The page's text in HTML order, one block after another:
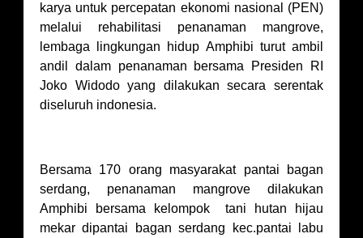
karya untuk percepatan ekonomi nasional (PEN)
melalui rehabilitasi penanaman mangrove,
lembaga lingkungan hidup Amphibi turut ambil
andil dalam penanaman bersama Presiden RI
Joko Widodo yang dilakukan secara serentak
diseluruh indonesia.
Bersama 170 orang masyarakat pantai bagan
serdang, penanaman mangrove dilakukan
Amphibi bersama kelompok tani hutan hijau
mekar dipantai bagan serdang kec.pantai labu